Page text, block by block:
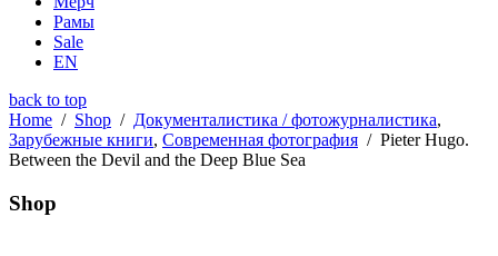
Рамы
Sale
EN
back to top
Home / Shop / Документалистика / фотожурналистика,
Зарубежные книги, Современная фотография / Pieter Hugo.
Between the Devil and the Deep Blue Sea
Shop